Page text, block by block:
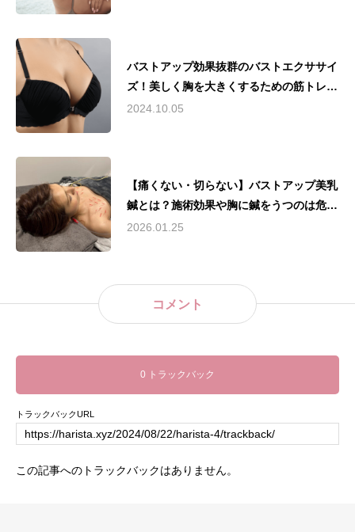
バストアップ効果抜群のバストエクササイ
ズ！美しく胸を大きくするための筋トレ・
ストレッチをご紹介！
2024.10.05
【痛くない・切らない】バストアップ美乳
鍼とは？施術効果や胸に鍼をうつのは危険
ではないのか？育乳方法に関することを徹
2026.01.25
コメント
0 トラックバック
トラックバックURL
この記事へのトラックバックはありません。